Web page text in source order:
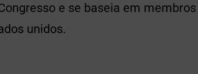
e se baseia em membros
unidos.